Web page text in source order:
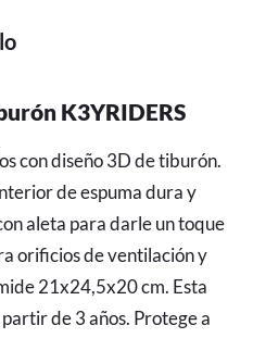
K3YRIDERS
con diseño 3D de tiburón.
de espuma dura y
aleta para darle un toque
orificios de ventilación y
21x24,5x20 cm. Esta
de 3 años. Protege a